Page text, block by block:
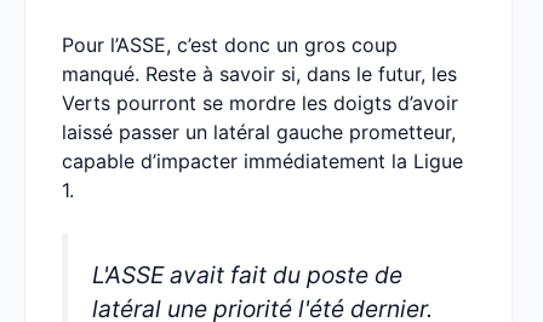
Pour l’ASSE, c’est donc un gros coup
manqué. Reste à savoir si, dans le futur, les
Verts pourront se mordre les doigts d’avoir
laissé passer un latéral gauche prometteur,
capable d’impacter immédiatement la Ligue
1.
L'ASSE avait fait du poste de
latéral une priorité l'été dernier.